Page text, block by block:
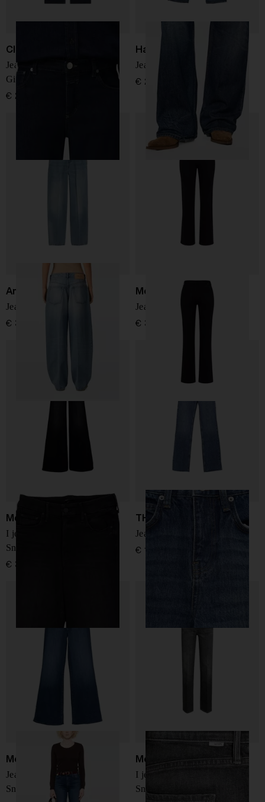
Closed
Jeans in denim di cotone
Gillan
€ 240,00
Haikure
Jeans in denim Korea
€ 295,00
Ami Paris
Jeans in denim baggy fit
€ 340,00
Mother
Jeans denim Lil Kick It
€ 345,00
Mother
I jeans in denim The Roller
Sneak
€ 345,00
THE FRANKIE SHOP
Jeans in denim Dalston
€ 195,00
Mother
Jeans The Hustler Roller
Sneak
Mother
I jeans in denim The Bookie
Sneak